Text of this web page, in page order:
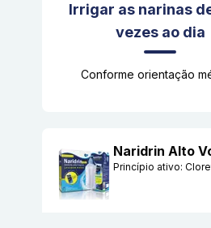
Irrigar as narinas
vezes ao dia
Conforme orientação
Naridrin Alto
Princípio ativo: